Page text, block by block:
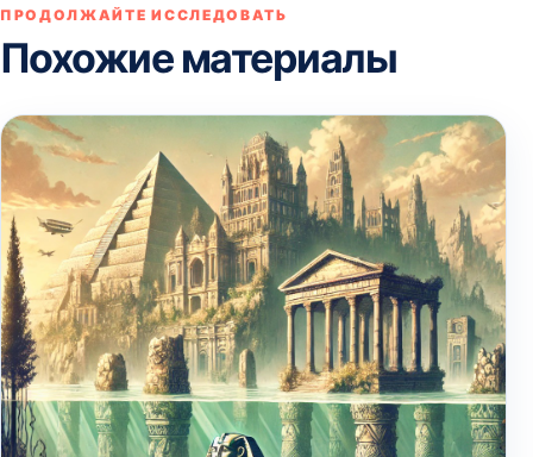
ПРОДОЛЖАЙТЕ ИССЛЕДОВАТЬ
Похожие материалы